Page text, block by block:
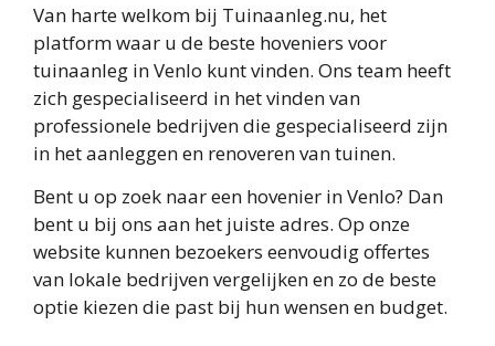
Van harte welkom bij Tuinaanleg.nu, het
platform waar u de beste hoveniers voor
tuinaanleg in Venlo kunt vinden. Ons team heeft
zich gespecialiseerd in het vinden van
professionele bedrijven die gespecialiseerd zijn
in het aanleggen en renoveren van tuinen.
Bent u op zoek naar een hovenier in Venlo? Dan
bent u bij ons aan het juiste adres. Op onze
website kunnen bezoekers eenvoudig offertes
van lokale bedrijven vergelijken en zo de beste
optie kiezen die past bij hun wensen en budget.